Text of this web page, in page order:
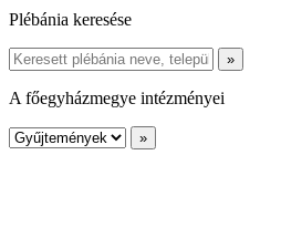
Plébánia keresése
A főegyházmegye intézményei